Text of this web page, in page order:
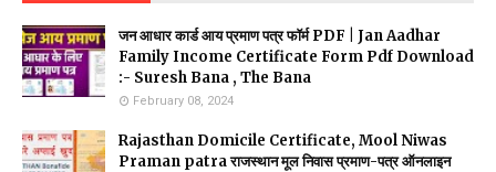
जन आधार कार्ड आय प्रमाण पत्र फॉर्म PDF | Jan Aadhar
Family Income Certificate Form Pdf Download
:- Suresh Bana , The Bana
February 08, 2024
Rajasthan Domicile Certificate, Mool Niwas
Praman patra राजस्थान मूल निवास प्रमाण-पत्र ऑनलाइन